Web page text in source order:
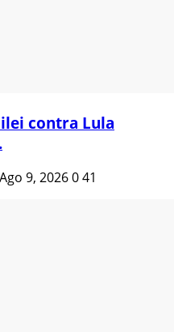
contra Lula
Ago 9, 2026041